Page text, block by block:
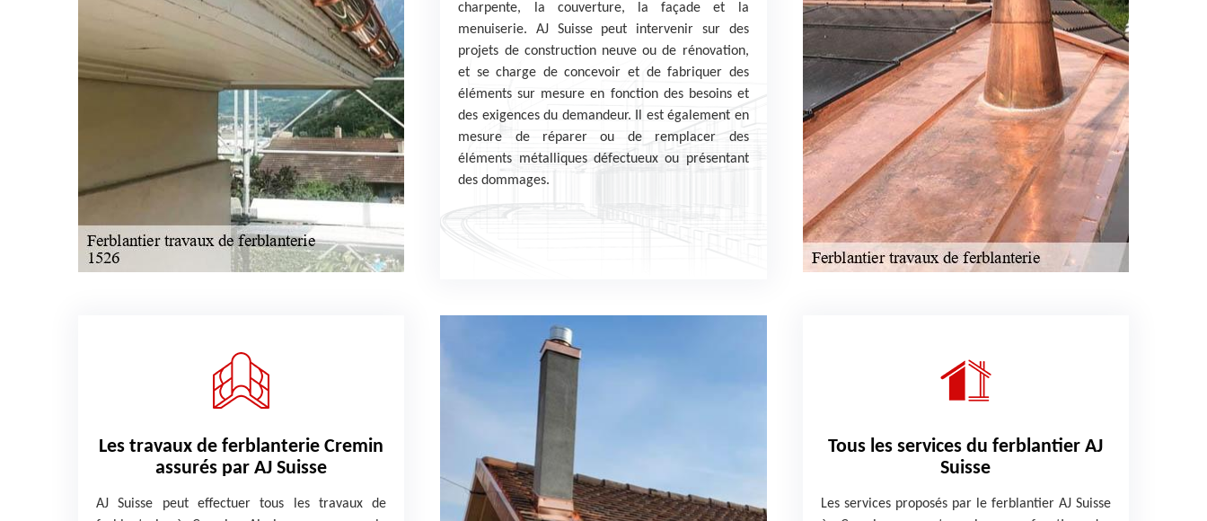
charpente, la couverture, la façade et la
menuiserie. AJ Suisse peut intervenir sur des
projets de construction neuve ou de rénovation,
et se charge de concevoir et de fabriquer des
éléments sur mesure en fonction des besoins et
des exigences du demandeur. Il est également en
mesure de réparer ou de remplacer des
éléments métalliques défectueux ou présentant
des dommages.
Les travaux de ferblanterie Cremin
assurés par AJ Suisse
AJ Suisse peut effectuer tous les travaux de
Tous les services du ferblantier AJ
Suisse
Les services proposés par le ferblantier AJ Suisse